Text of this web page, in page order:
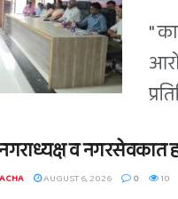
"
व नगरसेवकात
AUGUST 6, 2026 0 10